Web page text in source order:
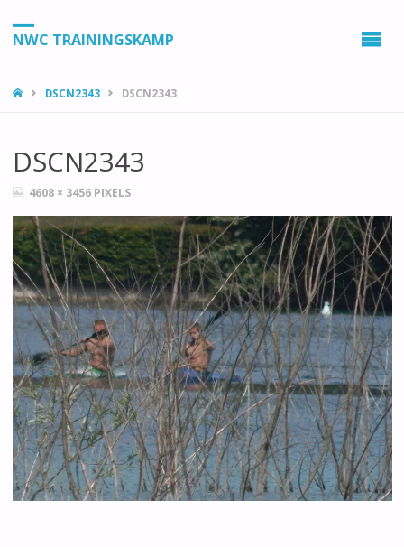
NWC TRAININGSKAMP
HOMEDSCN2343 DSCN2343
DSCN2343
VOLLEDIGE
4608 × 3456 PIXELS